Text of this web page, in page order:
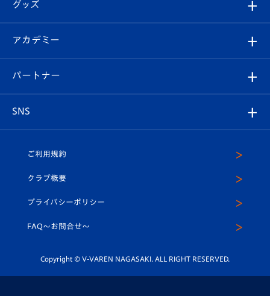
チケット
イベント
メディア
ホームタウン
スタッフプロフィール
マスコット紹介
平和祈念活動
ホームタウン活動
Revive Team
ヴィヴィくんの長崎おもてなしガイド
フォトギャラリー
スタジアムグルメ
V-LOVERS（ファンクラブ）
プレイヤーズスイート
グッズ
オンラインショップ
店舗情報
アカデミー
育成からのお知らせ
U-18
スクール
パートナー
SNS
ヴィヴィくんインスタグラム
公式LINE＠
ご利用規約
クラブ概要
プライバシーポリシー
FAQ〜お問合せ〜
Copyright © V-VAREN NAGASAKI. ALL RIGHT RESERVED.